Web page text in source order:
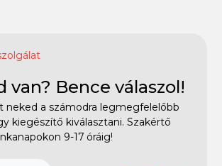
van? Bence válaszol!
neked a számodra legmegfelelőbb
kiegészítő kiválasztani. Szakértő
9-17 óráig!